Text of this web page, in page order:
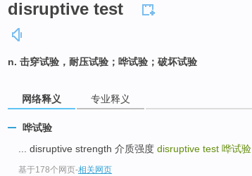
disruptive test
n. 击穿试验，耐压试验；哗试验；破坏试验
网络释义 专业释义
哗试验
... disruptive strength 介质强度 disruptive test 哗试验
基于178个网页-相关网页